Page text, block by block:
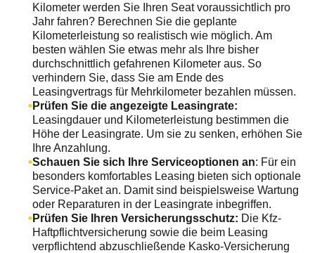
Kilometer werden Sie Ihren Seat voraussichtlich pro
Jahr fahren? Berechnen Sie die geplante
Kilometerleistung so realistisch wie möglich. Am
besten wählen Sie etwas mehr als Ihre bisher
durchschnittlich gefahrenen Kilometer aus. So
verhindern Sie, dass Sie am Ende des
Leasingvertrags für Mehrkilometer bezahlen müssen.
Prüfen Sie die angezeigte Leasingrate:
Leasingdauer und Kilometerleistung bestimmen die
Höhe der Leasingrate. Um sie zu senken, erhöhen Sie
Ihre Anzahlung.
Schauen Sie sich Ihre Serviceoptionen an: Für ein
besonders komfortables Leasing bieten sich optionale
Service-Paket an. Damit sind beispielsweise Wartung
oder Reparaturen in der Leasingrate inbegriffen.
Prüfen Sie Ihren Versicherungsschutz: Die Kfz-
Haftpflichtversicherung sowie die beim Leasing
verpflichtend abzuschließende Kasko-Versicherung